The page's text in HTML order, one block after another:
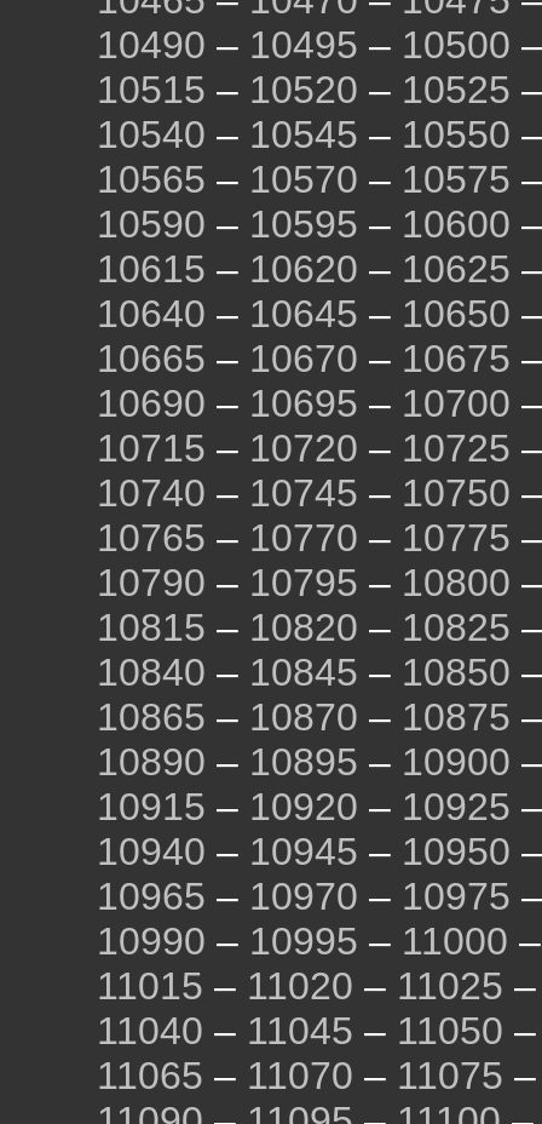
10490 – 10495 – 10500
10515 – 10520 – 10525
10540 – 10545 – 10550
10565 – 10570 – 10575
10590 – 10595 – 10600
10615 – 10620 – 10625
10640 – 10645 – 10650
10665 – 10670 – 10675
10690 – 10695 – 10700
10715 – 10720 – 10725
10740 – 10745 – 10750
10765 – 10770 – 10775
10790 – 10795 – 10800
10815 – 10820 – 10825
10840 – 10845 – 10850
10865 – 10870 – 10875
10890 – 10895 – 10900
10915 – 10920 – 10925
10940 – 10945 – 10950
10965 – 10970 – 10975
10990 – 10995 – 11000
11015 – 11020 – 11025
11040 – 11045 – 11050
11065 – 11070 – 11075